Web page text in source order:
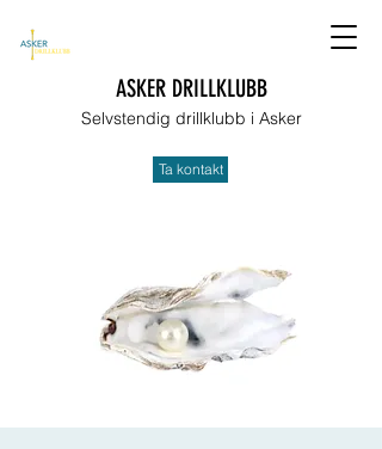
ASKER DRILLKLUBB
Selvstendig drillklubb i Asker
Ta kontakt